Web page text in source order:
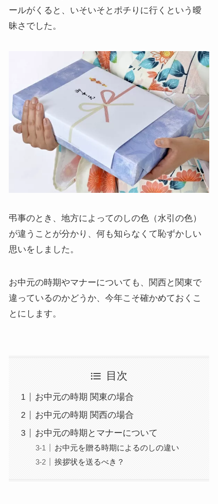
ールがくると、いそいそとポチりに行くという曖
昧さでした。
弔事のとき、地方によってのしの色（水引の色）
が違うことが分かり、何も知らなくて恥ずかしい
思いをしました。
お中元の時期やマナーについても、関西と関東で
違っているのかどうか、今年こそ確かめておくこ
とにします。
目次
お中元の時期 関東の場合
お中元の時期 関西の場合
お中元の時期とマナーについて
お中元を贈る時期によるのしの違い
挨拶状を送るべき？